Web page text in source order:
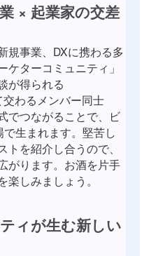
× 起業家の交差
規事業、DXに携わる多
ターコミュニティ」
が得られる
交わるメンバー同士
でつながることで、ビ
で生まれます。堅苦し
を紹介し合うので、
がります。お酒を片手
しみましょう。
ィが生む新しい